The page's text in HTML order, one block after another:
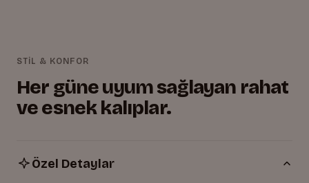
STİL & KONFOR
Her güne uyum sağlayan rahat
ve esnek kalıplar.
Özel Detaylar